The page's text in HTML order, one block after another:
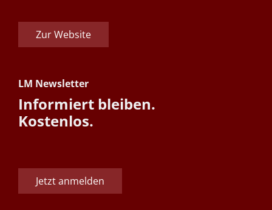
Zur Website
LM Newsletter
Informiert bleiben.
Kostenlos.
Jetzt anmelden